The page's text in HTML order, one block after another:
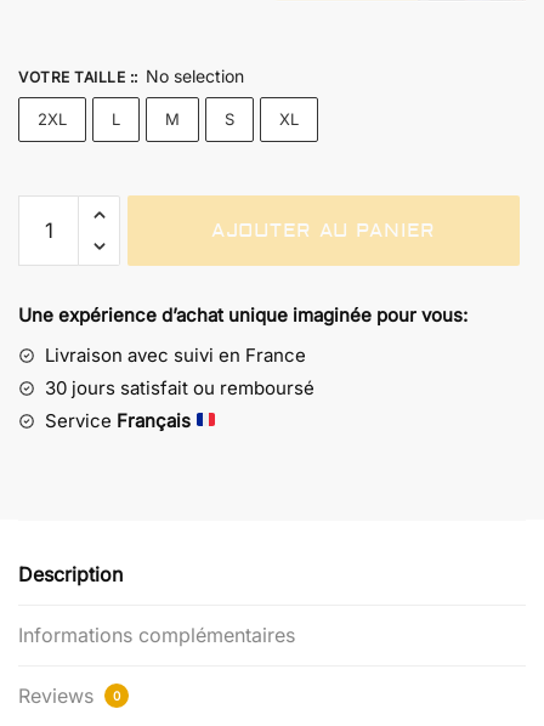
VOTRE TAILLE :: No selection
2XL L M S XL
Boxer
Z
-
Nostalgie
Goldorak
AJOUTER AU PANIER
Une expérience d’achat unique imaginée pour vous:
Livraison avec suivi en France
30 jours satisfait ou remboursé
Service Français
Description
Informations complémentaires
Reviews 0